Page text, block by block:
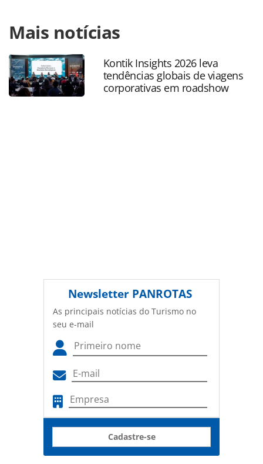
https://www.panrotas.com.br/mercado/feiras/2026/04/
latin-america-2026-veja-todas-as-fotos-e-a-cobertura-
completa-da-panrotas_227748.html ou as ferramentas
oferecidas na página. Todo o conteúdo produzido pela
PANROTAS Editora é protegido pela legislação brasileira
sobre direito autoral. Não reproduza o conteúdo sem
Mais notícias
Kontik Insights 2026 leva
tendências globais de viagens
corporativas em roadshow
Newsletter PANROTAS
As principais notícias do Turismo no
seu e-mail
Cadastre-se